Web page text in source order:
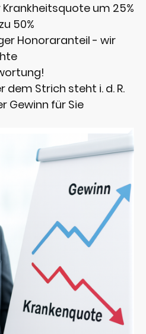
Krankheitsquote um 25%
50%
Honoraranteil - wir
dem Strich steht i. d. R.
Gewinn für Sie